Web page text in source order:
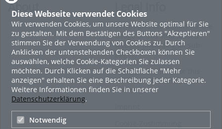
Diese Webseite verwendet Cookies
Wir verwenden Cookies, um unsere Website optimal für Sie
zu gestalten. Mit dem Bestätigen des Buttons "Akzeptieren"
stimmen Sie der Verwendung von Cookies zu. Durch
Anklicken der untenstehenden Checkboxen können Sie
auswählen, welche Cookie-Kategorien Sie zulassen
möchten. Durch Klicken auf die Schaltfläche "Mehr
anzeigen" erhalten Sie eine Beschreibung jeder Kategorie.
Weitere Informationen finden Sie in unserer
Datenschutzerklärung.
Notwendig
About Legal Info
Terms and Conditions for the
Usage of this ViMP based
website (including all sub-
pages)
Privacy Statement for this
ViMP based Website incl.
Sub-pages